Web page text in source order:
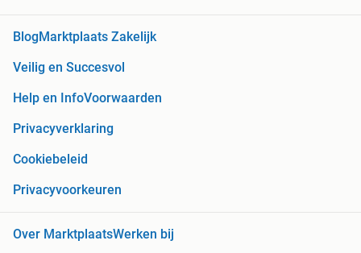
Blog Marktplaats Zakelijk
Veilig en Succesvol
Help en InfoVoorwaarden
Privacyverklaring
Cookiebeleid
Privacyvoorkeuren
Over MarktplaatsWerken bij